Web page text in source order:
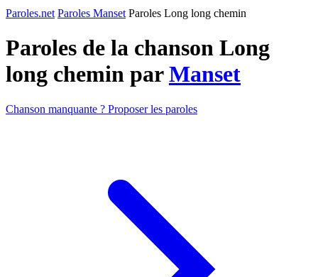
Paroles.net Paroles Manset Paroles Long long chemin
Paroles de la chanson Long
long chemin parManset
Chanson manquante ? Proposer les paroles